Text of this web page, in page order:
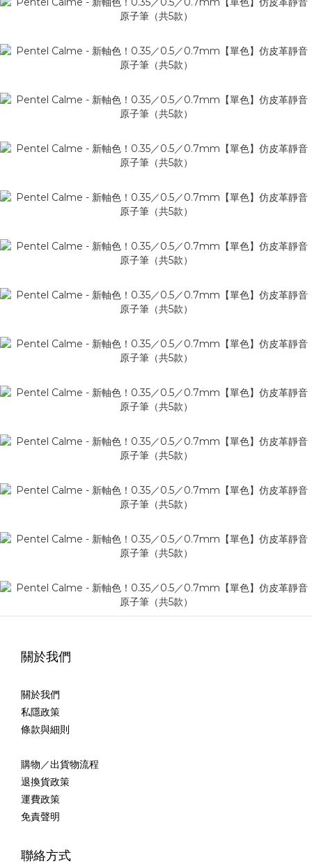
關於我們
關於我們
私隱政策
條款與細則
購物／出貨物流程
退換貨政策
運費政策
免責聲明
聯絡方式